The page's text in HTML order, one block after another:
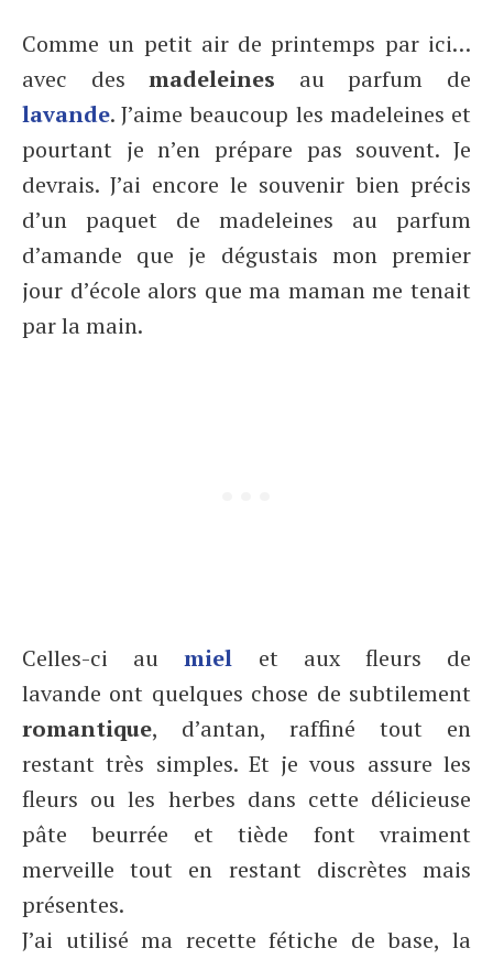
Comme un petit air de printemps par ici…
avec desmadeleines au parfum de
lavande. J’aime beaucoup les madeleines et
pourtant je n’en prépare pas souvent. Je
devrais. J’ai encore le souvenir bien précis
d’un paquet de madeleines au parfum
d’amande que je dégustais mon premier
jour d’école alors que ma maman me tenait
par la main.
Celles-ci aumiel et aux fleurs de
lavande ont quelques chose de subtilement
romantique, d’antan, raffiné tout en
restant très simples. Et je vous assure les
fleurs ou les herbes dans cette délicieuse
pâte beurrée et tiède font vraiment
merveille tout en restant discrètes mais
présentes.
J’ai utilisé ma recette fétiche de base, la